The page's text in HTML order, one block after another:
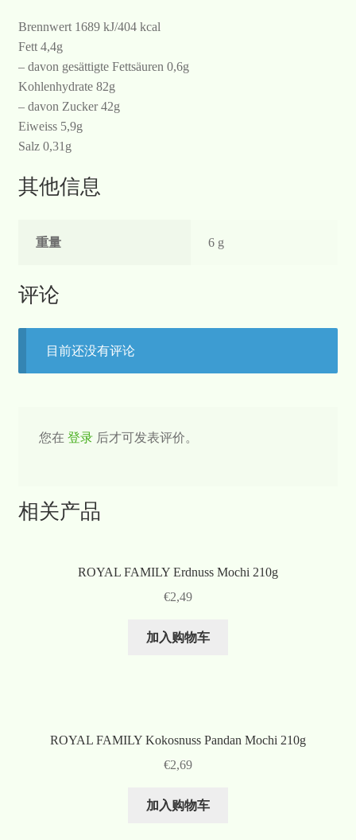
Brennwert 1689 kJ/404 kcal
Fett 4,4g
– davon gesättigte Fettsäuren 0,6g
Kohlenhydrate 82g
– davon Zucker 42g
Eiweiss 5,9g
Salz 0,31g
其他信息
重量 6 g
评论
目前还没有评论
您在 登录后才可发表评价。
相关产品
ROYAL FAMILY Erdnuss Mochi 210g
€2,49
加入购物车
ROYAL FAMILY Kokosnuss Pandan Mochi 210g
€2,69
加入购物车